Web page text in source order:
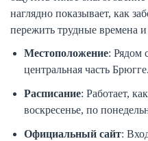
наглядно показывает, как
пережить трудные времена и
Местоположение: Рядом
центральная часть
Расписание: Работает,
воскресенье, по
Официальный сайт: